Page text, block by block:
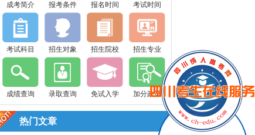
成考简介 报考条件 报名时间 考试时间
考试科目 招生对象 招生院校 招生专业
成绩查询 录取查询 免试入学 加分政策
热门文章